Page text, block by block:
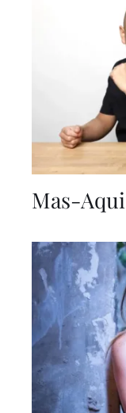
Mas-Aqui